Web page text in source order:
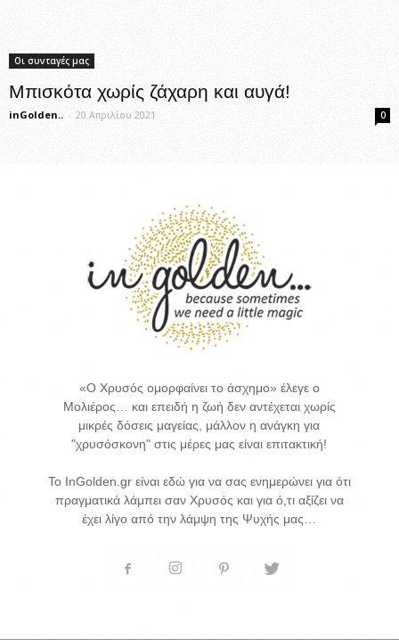
Οι συνταγές μας
Μπισκότα χωρίς ζάχαρη και αυγά!
inGolden.. - 20 Απριλίου 2021 0
«Ο Χρυσός ομορφαίνει το άσχημο» έλεγε ο
Μολιέρος… και επειδή η ζωή δεν αντέχεται χωρίς
μικρές δόσεις μαγείας, μάλλον η ανάγκη για
"χρυσόσκονη" στις μέρες μας είναι επιτακτική!
Το InGolden.gr είναι εδώ για να σας ενημερώνει για ότι
πραγματικά λάμπει σαν Χρυσός και για ό,τι αξίζει να
έχει λίγο από την λάμψη της Ψυχής μας…